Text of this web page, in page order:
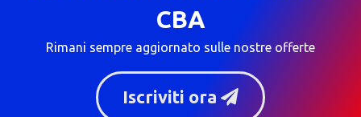
CBA
Rimani sempre aggiornato sulle nostre offerte
Iscriviti ora